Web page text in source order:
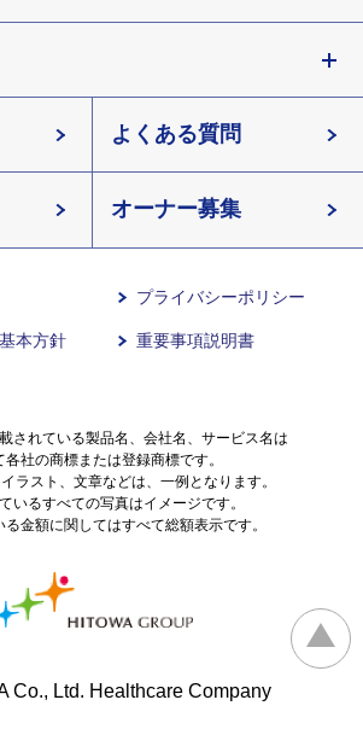
宮城県
愛知県
兵庫県
イリーゼとは
れる理由
介護の知識
りやすく説明
とは
を選ぶ時のポイント
について
よくある質問
オーナー募集
プライバシーポリシー
本方針 重要事項説明書
されている製品名、会社名、サービス名は
各社の商標または登録商標です。
ラスト、文章などは、一例となります。
いるすべての写真はイメージです。
金額に関してはすべて総額表示です。
Co., Ltd. Healthcare Company